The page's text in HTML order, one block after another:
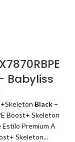
Babyliss
Black –
Boost+ Skeleton
Estilo Premium A
Skeleton...